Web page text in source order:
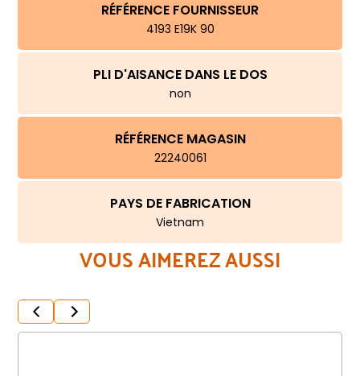
RÉFÉRENCE FOURNISSEUR
4193 E19K 90
PLI D'AISANCE DANS LE DOS
non
RÉFÉRENCE MAGASIN
22240061
PAYS DE FABRICATION
Vietnam
VOUS AIMEREZ AUSSI